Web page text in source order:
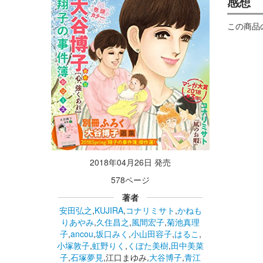
2018年04月26日 発売
578ページ
著者
安田弘之,KUJIRA,コナリミサト ,かねも
りあやみ,久住昌之,風間宏子,菊池真理
子,ancou,坂口みく ,小山田容子,はるこ ,
小塚敦子,虹野りく , くぼた美樹,田中美菜
子,石塚夢見,江口まゆみ,大谷博子,青江
この商品